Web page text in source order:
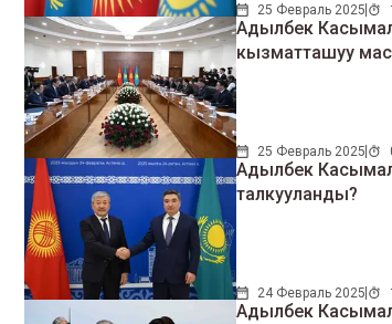
25 Февраль 2025
Адылбек
кызматташуу
25 Февраль 2025
Адылбек
талкууланды?
24 Февраль 2025
Адылбек